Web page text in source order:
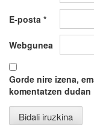
E-posta *
Webgunea
Gorde nire izena,
komentatzen